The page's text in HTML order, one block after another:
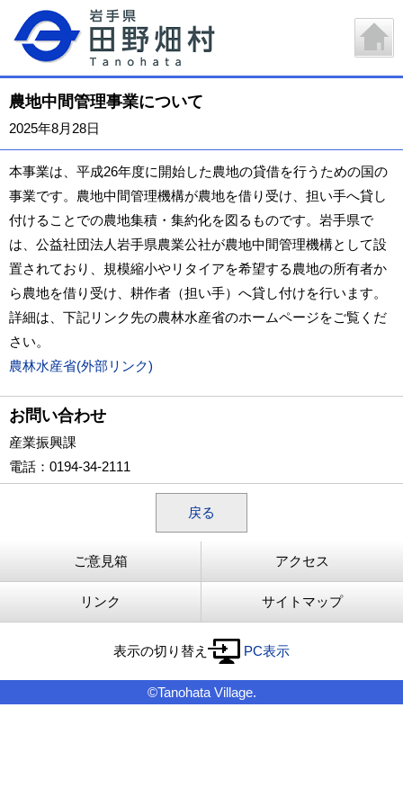
農地中間管理事業について
2025年8月28日
本事業は、平成26年度に開始した農地の貸借を行うための国の
事業です。農地中間管理機構が農地を借り受け、担い手へ貸し
付けることでの農地集積・集約化を図るものです。岩手県で
は、公益社団法人岩手県農業公社が農地中間管理機構として設
置されており、規模縮小やリタイアを希望する農地の所有者か
ら農地を借り受け、耕作者（担い手）へ貸し付けを行います。
詳細は、下記リンク先の農林水産省のホームページをご覧くだ
さい。
農林水産省(外部リンク)
お問い合わせ
産業振興課
電話 ：0194-34-2111
戻る
ご意見箱 アクセス
リンク サイトマップ
表示の切り替え PC表示
©Tanohata Village.